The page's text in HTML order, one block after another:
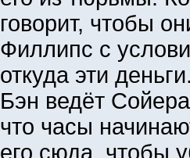
говорит, чтобы
Филлипс с
откуда эти
Бэн ведёт
что часы
его сюда, чтобы